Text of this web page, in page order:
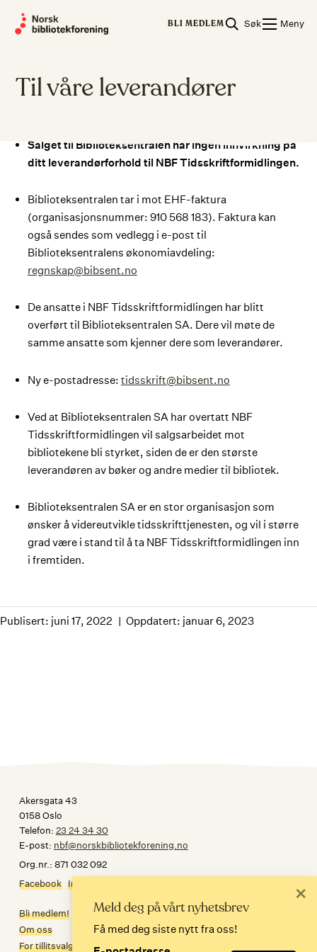
BLI MEDLEM Søk Meny
Til våre leverandører
Salget til Biblioteksentralen har ingen innvirkning på
ditt leverandørforhold til NBF Tidsskriftformidlingen.
Biblioteksentralen tar i mot EHF-faktura
(organisasjonsnummer: 910 568 183). Faktura kan
også sendes som vedlegg i e-post til
Biblioteksentralens økonomiavdeling:
regnskap@bibsent.no
De ansatte i NBF Tidsskriftformidlingen har blitt
overført til Biblioteksentralen SA. Dere vil møte de
samme ansatte som kjenner dere som leverandører.
Ny e-postadresse: tidsskrift@bibsent.no
Ved at Biblioteksentralen SA har overtatt NBF
Tidsskriftformidlingen vil salgsarbeidet mot
bibliotekene bli styrket, siden de er den største
leverandøren av bøker og andre medier til bibliotek.
Biblioteksentralen SA er en stor organisasjon som
ønsker å videreutvikle tidsskrifttjenesten, og vil i større
grad være i stand til å ta NBF Tidsskriftformidlingen inn
i fremtiden.
Publisert: juni 17, 2022 Oppdatert: januar 6, 2023
Akersgata 43
0158 Oslo
Telefon: 23 24 34 30
E-post: nbf@norskbibliotekforening.no
Org.nr.: 871 032 092
Facebook Instagram
Bli medlem!
Om oss
For tillitsvalgte
Meld deg på vårt nyhetsbrev
Få med deg siste nytt fra oss!
×